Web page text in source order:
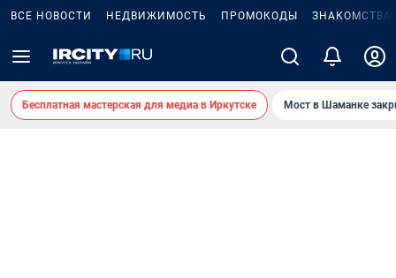
ВСЕ НОВОСТИ НЕДВИЖИМОСТЬ ПРОМОКОДЫ ЗНАКОМСТВА
Бесплатная мастерская для медиа в Иркутске Мост в Шаманке